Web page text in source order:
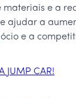
materiais e a
ajudar a
e a
JUMP CAR!